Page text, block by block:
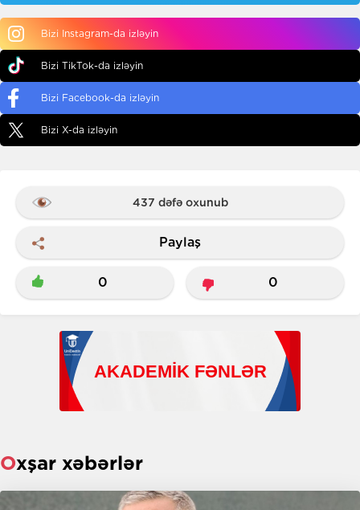
Bizi Instagram-da izləyin
Bizi TikTok-da izləyin
Bizi Facebook-da izləyin
Bizi X-da izləyin
437 dəfə oxunub
Paylaş
0 0
Oxşar xəbərlər